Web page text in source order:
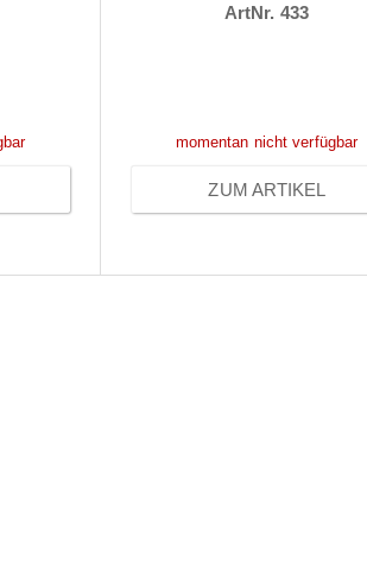
ArtNr. 433
momentan nicht verfügbar
ZUM ARTIKEL